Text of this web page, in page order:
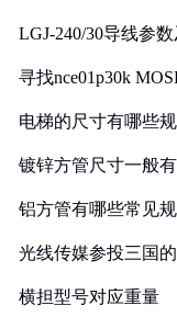
LGJ-240/30导线参
寻找nce01p30k
电梯的尺寸有哪些
镀锌方管尺寸一般
铝方管有哪些常见
光线传媒参投三国
横担型号对应重量